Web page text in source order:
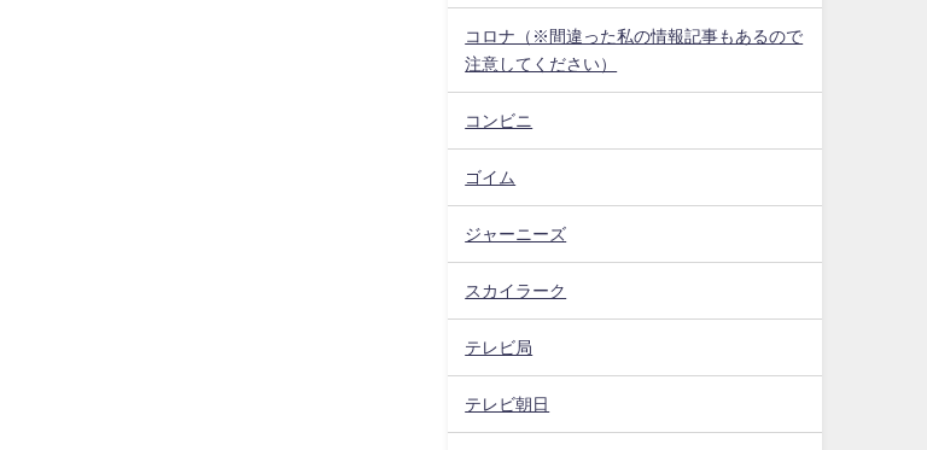
コロナ（※間違った私の情報記事もあるので
注意してください）
コンビニ
ゴイム
ジャーニーズ
スカイラーク
テレビ局
テレビ朝日